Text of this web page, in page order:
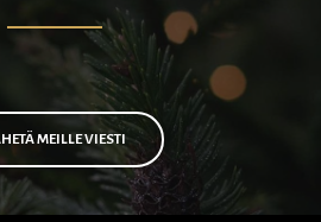
MEILLE VIESTI